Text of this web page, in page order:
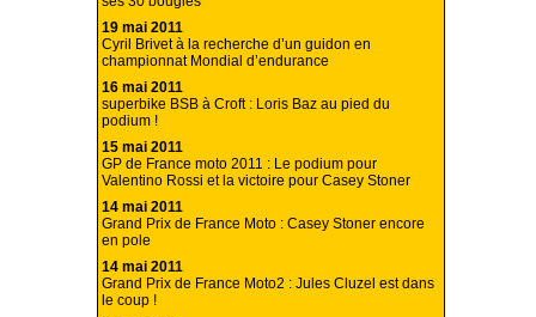
19 mai 2011
Cyril Brivet à la recherche d’un guidon en
championnat Mondial d’endurance
16 mai 2011
superbike BSB à Croft : Loris Baz au pied du
podium !
15 mai 2011
GP de France moto 2011 : Le podium pour
Valentino Rossi et la victoire pour Casey Stoner
14 mai 2011
Grand Prix de France Moto : Casey Stoner encore
en pole
14 mai 2011
Grand Prix de France Moto2 : Jules Cluzel est dans
le coup !